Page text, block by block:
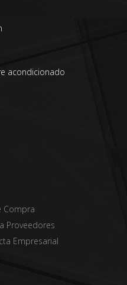
acondicionado
Compra
Proveedores
Empresarial